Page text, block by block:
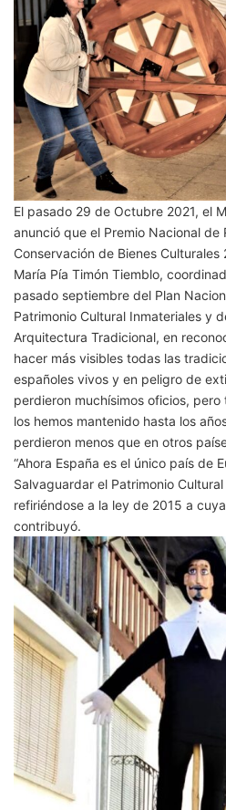
El pasado 29 de Octubre 2021, el
anunció que el Premio Nacional de
Conservación de Bienes
María Pía Timón Tiemblo,
pasado septiembre del Plan
Patrimonio Cultural Inmateriales y
Arquitectura Tradicional, en
hacer más visibles todas las
españoles vivos y en peligro de
perdieron muchísimos oficios,
los hemos mantenido hasta los
perdieron menos que en otros
“Ahora España es el único país de
Salvaguardar el Patrimonio Cultural
refiriéndose a la ley de 2015 a
contribuyó.